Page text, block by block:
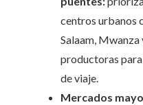
centros urbanos
Salaam, Mwanza
productoras
de viaje.
Mercados